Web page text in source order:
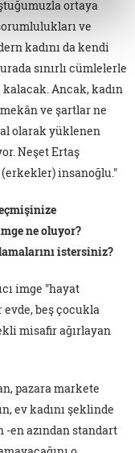
ortaya
ve
kadını da kendi
sınırlı cümlelerle
Ancak, kadın
ve şartlar ne
olarak yüklenen
Neşet Ertaş
(erkekler) insanoğlu."
ne oluyor?
istersiniz?
imge "hayat
beş çocukla
misafir ağırlayan
pazara markete
ev kadını şeklinde
-en azından standart